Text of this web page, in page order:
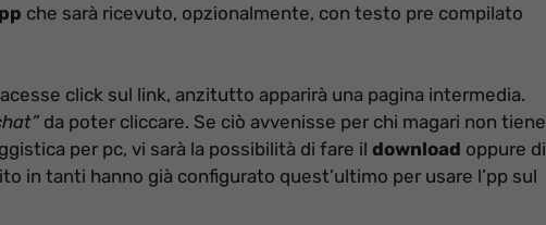
che sarà ricevuto, opzionalmente, con testo pre compilato
click sul link, anzitutto apparirà una pagina intermedia.
da poter cliccare. Se ciò avvenisse per chi magari non tiene
per pc, vi sarà la possibilità di fare il download oppure di
in tanti hanno già configurato quest’ultimo per usare l’pp sul